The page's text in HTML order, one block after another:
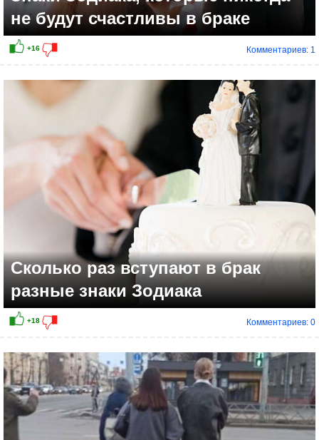
+11
не будут счастливы в браке
Комментариев: 1
Сколько раз вступают в брак
разные знаки Зодиака
Комментариев: 0